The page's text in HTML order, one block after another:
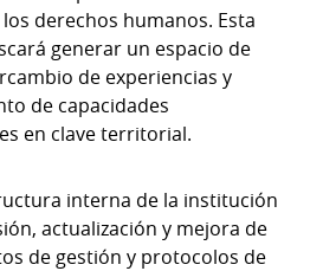
derechos humanos. Esta
generar un espacio de
de experiencias y
de capacidades
en clave territorial.
interna de la institución
actualización y mejora de
de gestión y protocolos de